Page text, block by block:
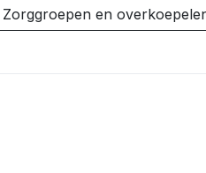
Zorggroepen en